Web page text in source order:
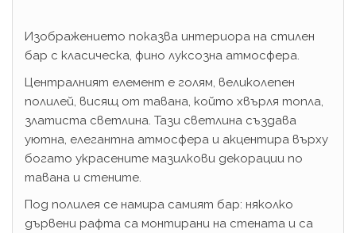
Изображението показва интериора на стилен
бар с класическа, фино луксозна атмосфера.
Централният елемент е голям, великолепен
полилей, висящ от тавана, който хвърля топла,
златиста светлина. Тази светлина създава
уютна, елегантна атмосфера и акцентира върху
богато украсените мазилкови декорации по
тавана и стените.
Под полилея се намира самият бар: няколко
дървени рафта са монтирани на стената и са